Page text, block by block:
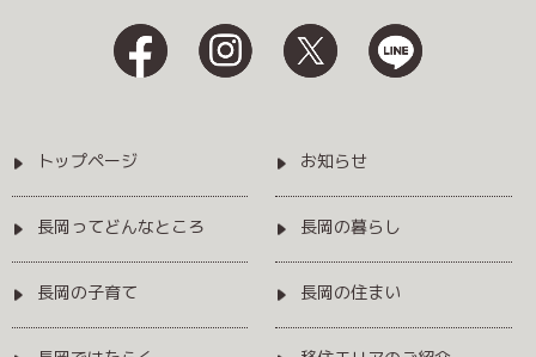
トップページ
長岡ってどんなところ
長岡の子育て
お知らせ
長岡の暮らし
長岡の住まい